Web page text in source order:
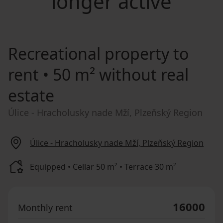
Recreational property to
rent • 50 m² without real
estate
Úlice - Hracholusky nade Mží, Plzeňský Region
Úlice - Hracholusky nade Mží, Plzeňský Region
Equipped • Cellar 50 m² • Terrace 30 m²
Monthly rent 16000